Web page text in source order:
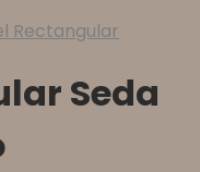
Rectangular
Seda